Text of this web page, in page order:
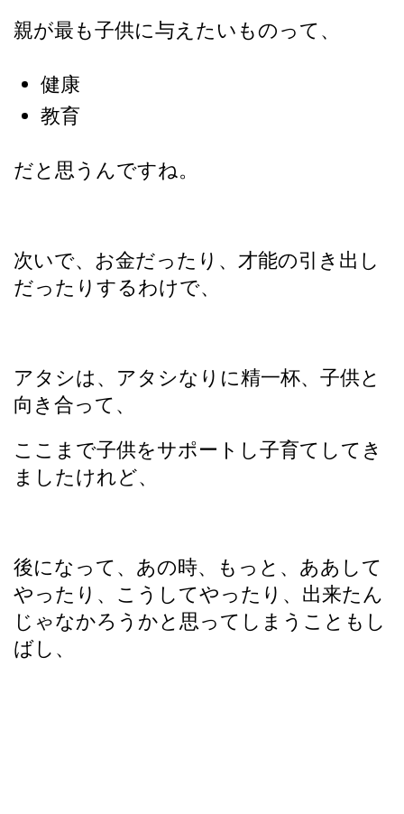
親が最も子供に与えたいものって、
健康
教育
だと思うんですね。
次いで、お金だったり、才能の引き出し
だったりするわけで、
アタシは、アタシなりに精一杯、子供と
向き合って、
ここまで子供をサポートし子育てしてき
ましたけれど、
後になって、あの時、もっと、ああして
やったり、こうしてやったり、出来たん
じゃなかろうかと思ってしまうこともし
ばし、